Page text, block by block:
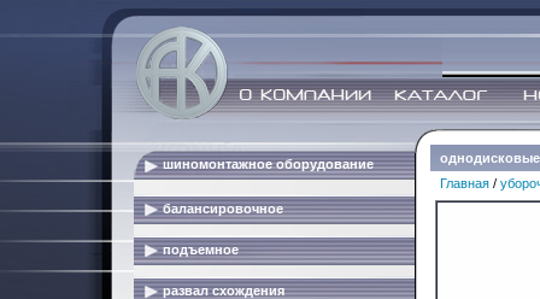
шиномонтажное оборудование
балансировочное
подъемное
развал схождения
Главная /